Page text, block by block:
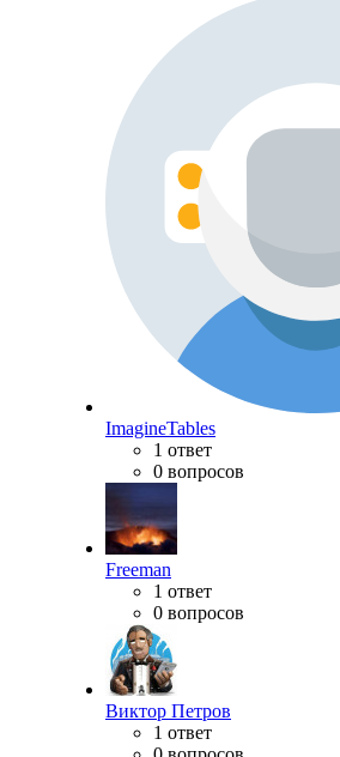
ImagineTables
1 ответ
0 вопросов
Freeman
1 ответ
0 вопросов
Виктор Петров
1 ответ